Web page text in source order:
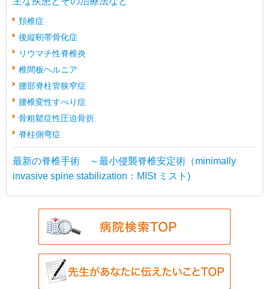
頚椎症
後縦靭帯骨化症
リウマチ性脊椎炎
椎間板ヘルニア
腰部脊柱管狭窄症
腰椎変性すべり症
骨粗鬆症性圧迫骨折
脊柱側弯症
最新の脊椎手術 ～最小侵襲脊椎安定術（minimally
invasive spine stabilization：MISt ミスト)